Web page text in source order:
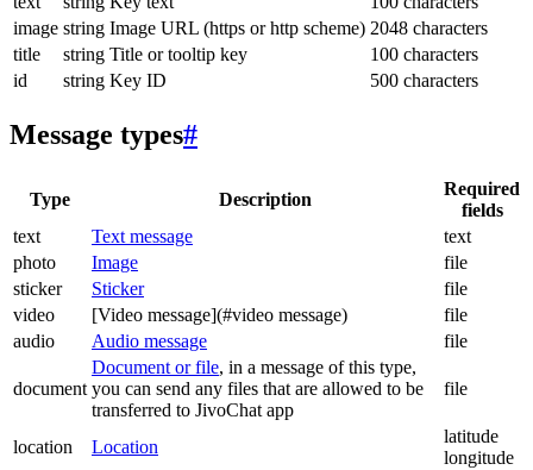
image string Image URL (https or http scheme) 2048 characters
title
string Title or tooltip key
100 characters
id
string Key ID 500 characters
Message types#
Type Description
Required
fields
text
Text message
text
photo
Image
file
sticker
Sticker
file
video
[Video message](#video message)
file
audio
Audio message file
document
Document or file, in a message of this type,
you can send any files that are allowed to be
transferred to JivoChat app
file
location Location
latitude
longitude